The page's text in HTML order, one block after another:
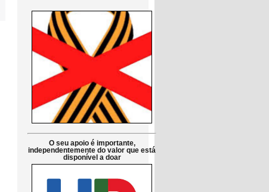
O seu apoio é importante,
independentemente do valor que está
disponível a doar